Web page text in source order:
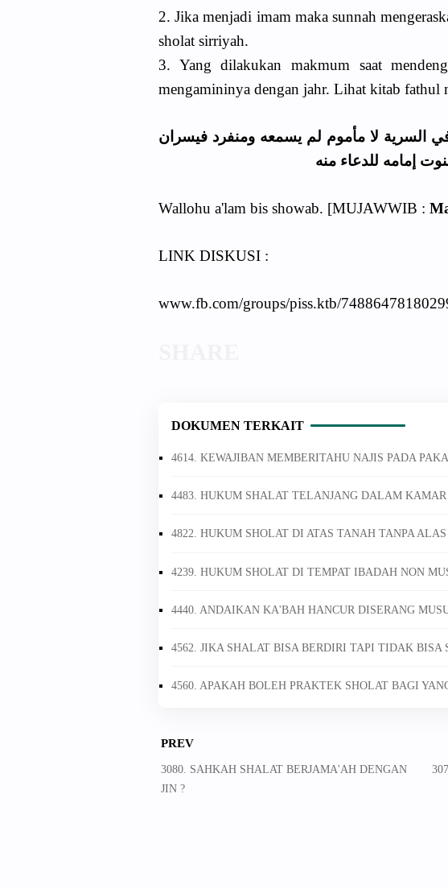
2. Jika menjadi imam maka sunnah
sholat sirriyah.
3. Yang dilakukan makmum saat
mengamininya dengan jahr. Lihat kitab fathul
السرية لا مأموم لم يسمعه ومنفرد فيسران
إمامه للدعاء منه
Wallohu a'lam bis showab. [MUJAWWIB :
LINK DISKUSI :
www.fb.com/groups/piss.ktb/
DOKUMEN TERKAIT
4614. KEWAJIBAN MEMBERITAHU NAJIS PADA
4483. HUKUM SHALAT TELANJANG DALAM KAMAR
4822. HUKUM SHOLAT DI ATAS TANAH TANPA ALAS
4239. HUKUM SHOLAT DI TEMPAT IBADAH NON
4440. ANDAIKAN KA'BAH HANCUR DISERANG
4562. JIKA SHALAT BISA BERDIRI TAPI TIDAK BISA
4560. APAKAH BOLEH PRAKTEK SHOLAT BAGI
PREV
3080. SAHKAH SHALAT BERJAMA'AH DENGAN
JIN ?